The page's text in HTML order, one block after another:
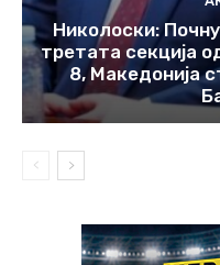
Николоски:
третата секција
8, Македонија